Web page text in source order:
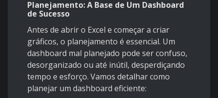
Planejamento: A Base de Um Dashboard
de Sucesso
Antes de abrir o Excel e começar a criar
gráficos, o planejamento é essencial. Um
dashboard mal planejado pode ser confuso,
desorganizado ou até inútil, desperdiçando
tempo e esforço. Vamos detalhar como
planejar um dashboard eficiente: